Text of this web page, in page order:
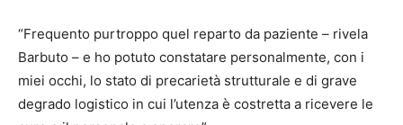
“Frequento purtroppo quel reparto da paziente – rivela
Barbuto – e ho potuto constatare personalmente, con i
miei occhi, lo stato di precarietà strutturale e di grave
degrado logistico in cui l’utenza è costretta a ricevere le